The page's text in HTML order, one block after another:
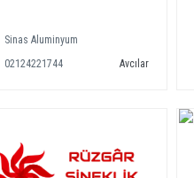
Sinas Aluminyum
02124221744
Avcılar